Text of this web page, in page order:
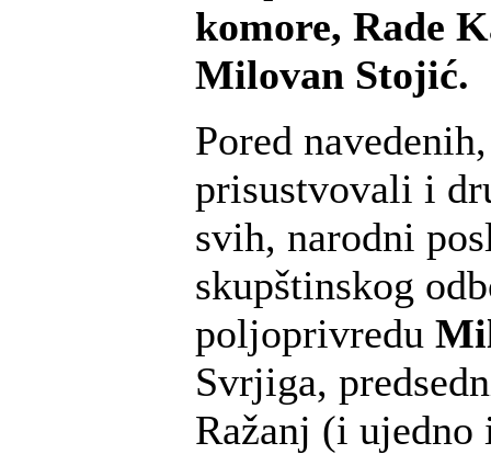
komore, Rade
Milovan Stojić.
Pored
prisustvovali i
svih, narodni
skupštinskog
poljoprivredu
Svrjiga,
Ražanj (i ujedno